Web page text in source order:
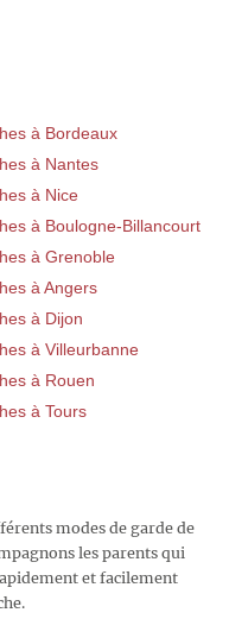
à Bordeaux
à Nantes
à Nice
à Boulogne-Billancourt
à Grenoble
à Angers
à Dijon
à Villeurbanne
à Rouen
à Tours
modes de garde de
les parents qui
et facilement